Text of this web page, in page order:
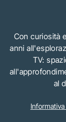
Con curiosità
anni
TV:
al